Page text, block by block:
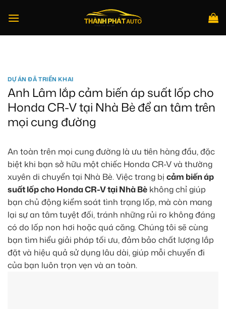
qua
DỰ ÁN ĐÃ TRIỂN KHAI
Anh Lâm lắp cảm biến áp suất lốp cho
Honda CR-V tại Nhà Bè để an tâm trên
mọi cung đường
An toàn trên mọi cung đường là ưu tiên hàng đầu, đặc
biệt khi bạn sở hữu một chiếc Honda CR-V và thường
xuyên di chuyển tại Nhà Bè. Việc trang bị cảm biến áp
suất lốp cho Honda CR-V tại Nhà Bè không chỉ giúp
bạn chủ động kiểm soát tình trạng lốp, mà còn mang
lại sự an tâm tuyệt đối, tránh những rủi ro không đáng
có do lốp non hơi hoặc quá căng. Chúng tôi sẽ cùng
bạn tìm hiểu giải pháp tối ưu, đảm bảo chất lượng lắp
đặt và hiệu quả sử dụng lâu dài, giúp mỗi chuyến đi
của bạn luôn trọn vẹn và an toàn.